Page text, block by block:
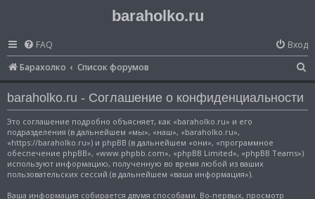
baraholko.ru
FAQ
Вход
Барахолко
Список форумов
о
baraholko.ru - Соглашение о конфиденциальности
Это соглашение подробно объясняет, как «baraholko.ru» и его
подразделения (в дальнейшем «мы», «наш», «baraholko.ru»,
«https://baraholko.ru») и phpBB (в дальнейшем «они», «программное
обеспечение phpBB», «www.phpbb.com», «phpBB Limited», «phpBB Teams»)
используют информацию, полученную во время любой из ваших
пользовательских сессий (в дальнейшем «ваша информация»).
Ваша информация собирается двумя способами. Во-первых, просмотр